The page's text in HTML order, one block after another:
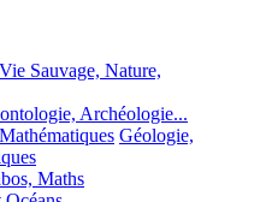
Vie Sauvage, Nature,
Archéologie...
Géologie,
Maths